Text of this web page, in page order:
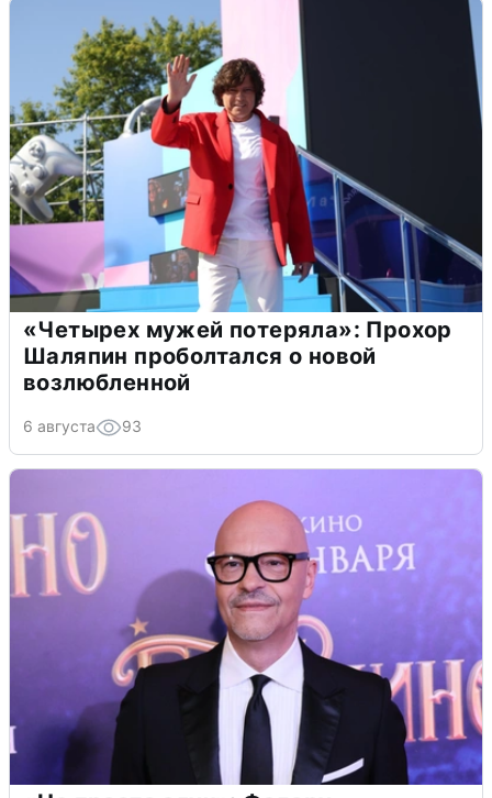
«Четырех мужей потеряла»: Прохор
Шаляпин проболтался о новой
возлюбленной
6 августа 93